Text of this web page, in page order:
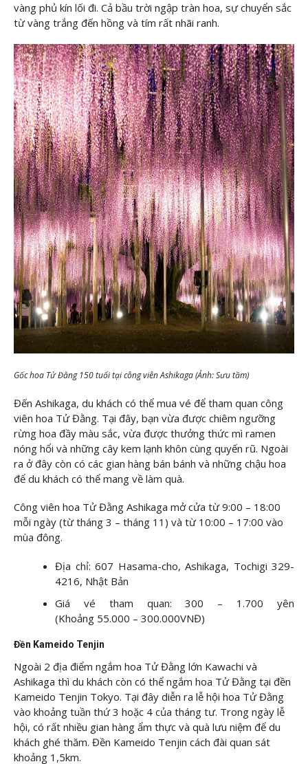
vàng phủ kín lối đi. Cả bầu trời ngập tràn hoa, sự chuyển sắc
từ vàng trắng đến hồng và tím rất nhãi ranh.
Gốc hoa Tử Đằng 150 tuổi tại công viên Ashikaga (Ảnh: Sưu tầm)
Đến Ashikaga, du khách có thể mua vé để tham quan công
viên hoa Tử Đằng. Tại đây, bạn vừa được chiêm ngưỡng
rừng hoa đầy màu sắc, vừa được thưởng thức mì ramen
nóng hổi và những cây kem lạnh khôn cùng quyến rũ. Ngoài
ra ở đây còn có các gian hàng bán bánh và những chậu hoa
để du khách có thể mang về làm quà.
Công viên hoa Tử Đằng Ashikaga mở cửa từ 9:00 – 18:00
mỗi ngày (từ tháng 3 – tháng 11) và từ 10:00 – 17:00 vào
mùa đông.
Địa chỉ: 607 Hasama-cho, Ashikaga, Tochigi 329-
4216, Nhật Bản
Giá vé tham quan: 300 – 1.700 yên
(Khoảng 55.000 – 300.000VNĐ)
Đền Kameido Tenjin
Ngoài 2 địa điểm ngắm hoa Tử Đằng lớn Kawachi và
Ashikaga thì du khách còn có thể ngắm hoa Tử Đằng tại đền
Kameido Tenjin Tokyo. Tại đây diễn ra lễ hội hoa Tử Đằng
vào khoảng tuần thứ 3 hoặc 4 của tháng tư. Trong ngày lễ
hội, có rất nhiều gian hàng ẩm thực và quà lưu niệm để du
khách ghé thăm. Đền Kameido Tenjin cách đài quan sát
khoảng 1,5km.